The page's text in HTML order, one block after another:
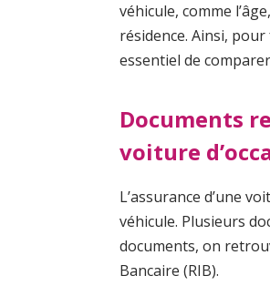
véhicule, comme
résidence. Ainsi,
essentiel de
Documents
voiture
L’assurance d’une
véhicule. Plusieurs
documents, on
Bancaire (RIB).